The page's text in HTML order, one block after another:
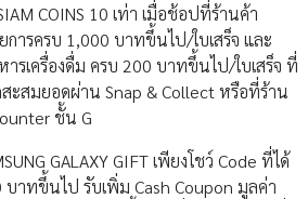
COINS 10 เท่า เมื่อช้อปที่ร้านค้า
การครบ 1,000 บาทขึ้นไป/ใบเสร็จ และ
รเครื่องดื่ม ครบ 200 บาทขึ้นไป/ใบเสร็จ ที่
ะสมยอดผ่าน Snap & Collect หรือที่ร้าน
ชั้น G
GALAXY GIFT เพียงโชว์ Code ที่ได้
าทขึ้นไป รับเพิ่ม Cash Coupon มูลค่า